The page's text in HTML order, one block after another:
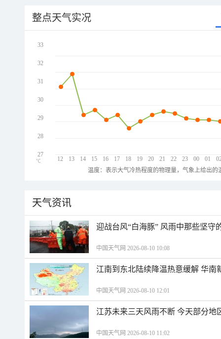
整点天气实况
12 13 14 15 16 17 18 19 20 21 22 23 00 01
33
32
31
30
29
28
27
℃
温度：表示大气冷热程度的物理量，气象上给出
天气资讯
迎战台风“白海豚” 风雨中那些坚守
中国天气网 2026-08-10 10:08
江南到东北陆续降温热意缓解 华南
中国天气网 2026-08-10 12:01
江苏未来三天风雨不断 今天部分地
中国天气网 2026-08-10 11:02